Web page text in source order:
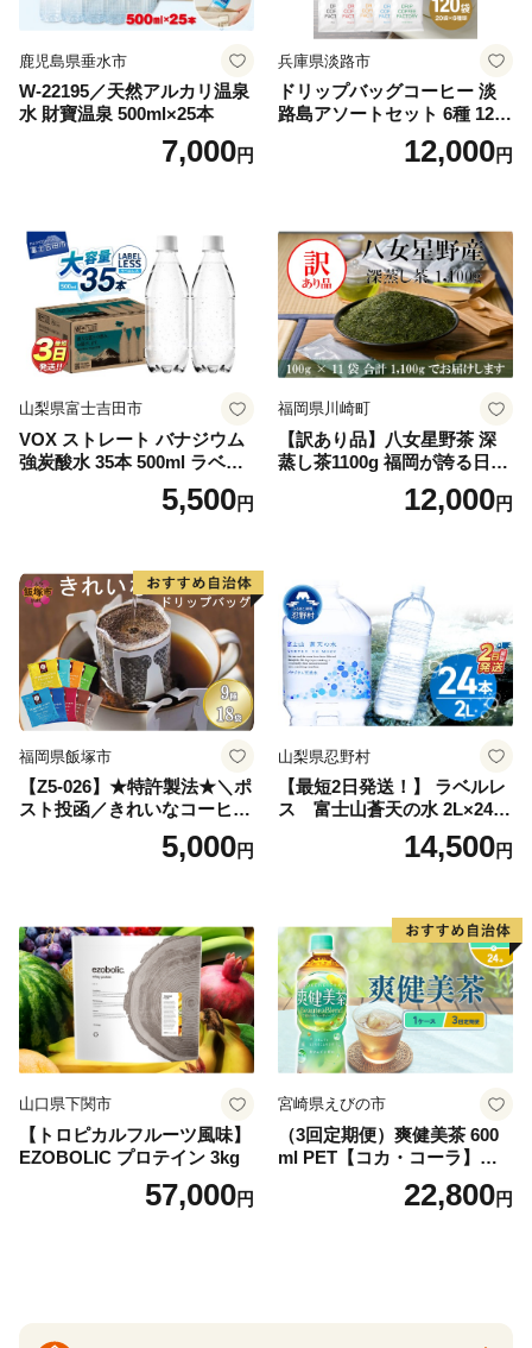
鹿児島県垂水市
W-22195／天然アルカリ温泉
水 財寶温泉 500ml×25本
7,000円
兵庫県淡路市
ドリップバッグコーヒー 淡
路島アソートセット 6種 120
袋 飲み比べ コーヒー
12,000円
山梨県富士吉田市
VOX ストレート バナジウム
強炭酸水 35本 500ml ラベル
レス【富士吉田市限定カート
5,500円
福岡県川崎町
【訳あり品】八女星野茶 深
蒸し茶1100g 福岡が誇る日本
茶_ 訳アリ 常温 お茶 茶袋 常
備品 おちゃ ocha 茶葉 緑茶
小分け お土産 お取り寄せ グ
ルメ 福岡 九州 福岡県 国産
日本 ふかむし茶 ふかむし 家
庭用 自宅用 ちゃ りょくちゃ
ふかむしちゃ 急須 甘み 川崎
町 送料無料
12,000円
福岡県飯塚市
【Z5-026】★特許製法★＼ポ
スト投函／きれいなコーヒー
ドリップバッグ9種セット(18
袋)ゆうパケットでお届け！
5,000円
山梨県忍野村
【最短2日発送！】 ラベルレ
ス 富士山蒼天の水 2L×24本
（4ケース）※離島不可 天然
水 ミネラルウォーター 水 ペ
産 シリカ ミネラル 美容 備蓄
防災 長期保存 富士山 山梨県
忍野村
14,500円
山口県下関市
【トロピカルフルーツ風味】
EZOBOLIC プロテイン 3kg
57,000円
宮崎県えびの市
（3回定期便）爽健美茶 600
ml PET【コカ・コーラ】ペ
ットボトル 1ケース(24本) 定
期便 3回(72本) セット お茶
22,800円